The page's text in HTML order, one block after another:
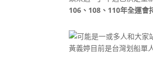
106、108、110年全運會
黃義婷目前是台灣划船單